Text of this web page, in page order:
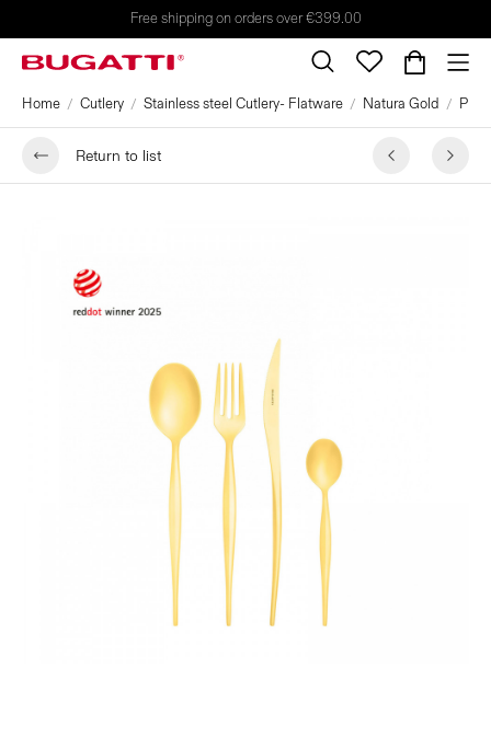
Free shipping on orders over €399.00
Home Cutlery Stainless steel Cutlery- Flatware Natura Gold
Return to list